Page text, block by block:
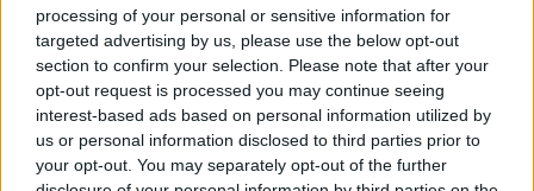
processing of your personal or sensitive information for
targeted advertising by us, please use the below opt-out
section to confirm your selection. Please note that after your
opt-out request is processed you may continue seeing
interest-based ads based on personal information utilized by
us or personal information disclosed to third parties prior to
your opt-out. You may separately opt-out of the further